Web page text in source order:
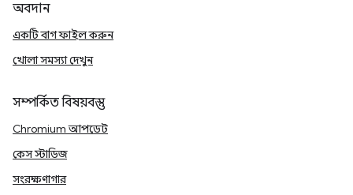
অবদান
একটি বাগ ফাইল করুন
খোলা সমস্যা দেখুন
সম্পর্কিত বিষয়বস্তু
Chromium আপডেট
কেস স্টাডিজ
সংরক্ষণাগার